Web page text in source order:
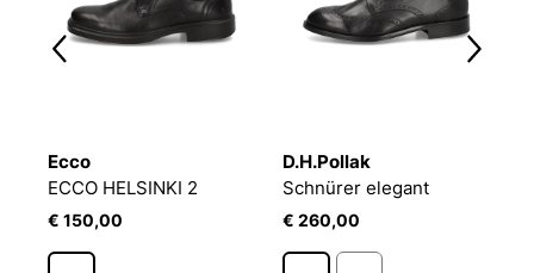
Ecco
ECCO HELSINKI 2
€ 150,00
D.H.Pollak
Schnürer elegant
€ 260,00